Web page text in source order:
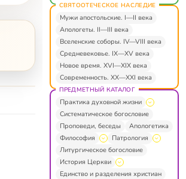
СВЯТООТЕЧЕСКОЕ НАСЛЕДИЕ
Мужи апостольские. I—II века
Апологеты. II—III века
Вселенские соборы. IV—VIII века
Средневековье. IX—XV века
Новое время. XVI—XIX века
Современность. XX—XXI века
ПРЕДМЕТНЫЙ КАТАЛОГ
Практика духовной жизни
Систематическое богословие
Проповеди, беседы
Апологетика
Философия
Патрология
Литургическое богословие
История Церкви
Единство и разделения христиан